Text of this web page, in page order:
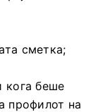
сметка;
кога беше
профилот на